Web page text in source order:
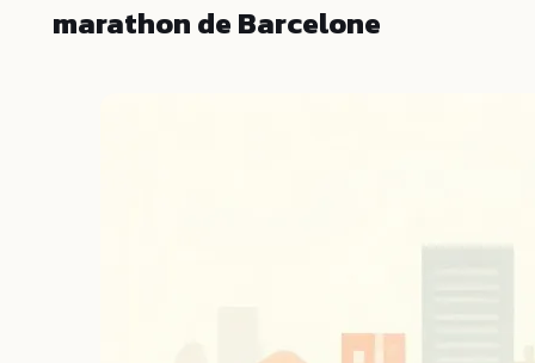
marathon de Barcelone